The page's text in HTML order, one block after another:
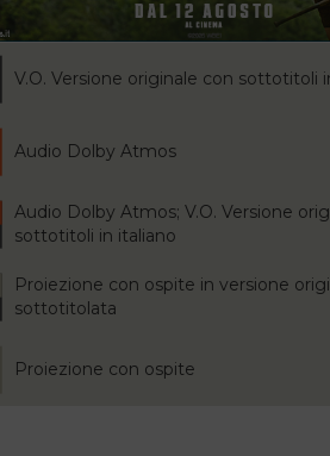
V.O. Versione originale con sottotitoli
Audio Dolby Atmos
Audio Dolby Atmos; V.O. Versione
sottotitoli in italiano
Proiezione con ospite in versione
sottotitolata
Proiezione con ospite